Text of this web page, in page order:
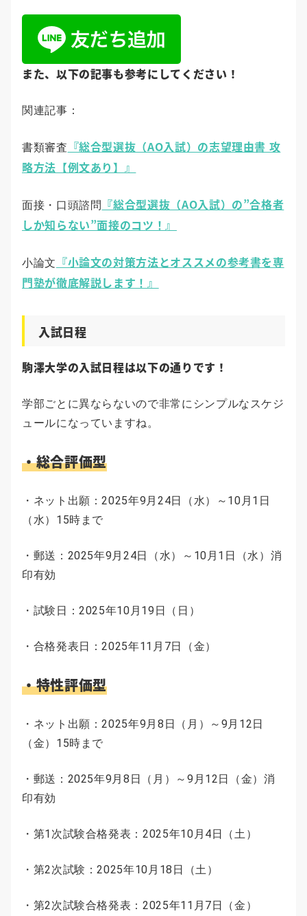
また、以下の記事も参考にしてください！
関連記事：
書類審査 『総合型選抜（AO入試）の志望理由書 攻
略方法【例文あり】』
面接・口頭諮問 『総合型選抜（AO入試）の”合格者
しか知らない”面接のコツ！』
小論文 『小論文の対策方法とオススメの参考書を専
門塾が徹底解説します！』
入試日程
駒澤大学の入試日程は以下の通りです！
学部ごとに異ならないので非常にシンプルなスケジ
ュールになっていますね。
・総合評価型
・ネット出願：2025年9月24日（水）～10月1日
（水）15時まで
・郵送：2025年9月24日（水）～10月1日（水）消
印有効
・試験日：2025年10月19日（日）
・合格発表日：2025年11月7日（金）
・特性評価型
・ネット出願：2025年9月8日（月）～9月12日
（金）15時まで
・郵送：2025年9月8日（月）～9月12日（金）消
印有効
・第1次試験合格発表：2025年10月4日（土）
・第2次試験：2025年10月18日（土）
・第2次試験合格発表：2025年11月7日（金）